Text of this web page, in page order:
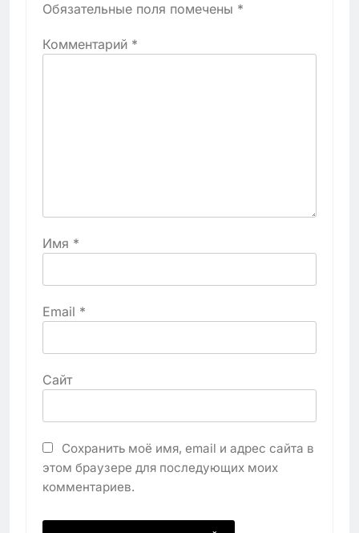
Обязательные поля помечены *
Комментарий *
Имя *
Email *
Сайт
Сохранить моё имя, email и адрес сайта в
этом браузере для последующих моих
комментариев.